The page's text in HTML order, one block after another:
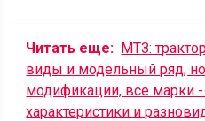
Читать еще: МТЗ:
виды и модельный ряд,
модификации, все марки -
характеристики и